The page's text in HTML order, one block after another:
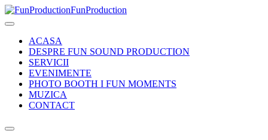
FunProduction
ACASA
DESPRE FUN SOUND PRODUCTION
SERVICII
EVENIMENTE
PHOTO BOOTH I FUN MOMENTS
MUZICA
CONTACT